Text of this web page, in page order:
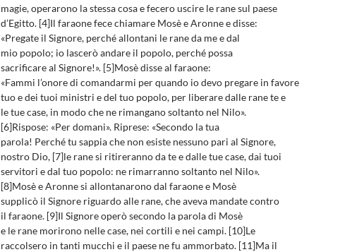
magie, operarono la stessa cosa e fecero uscire le rane sul paese
d’Egitto. [4]Il faraone fece chiamare Mosè e Aronne e disse:
«Pregate il Signore, perché allontani le rane da me e dal
mio popolo; io lascerò andare il popolo, perché possa
sacrificare al Signore!». [5]Mosè disse al faraone:
«Fammi l’onore di comandarmi per quando io devo pregare in favore
tuo e dei tuoi ministri e del tuo popolo, per liberare dalle rane te e
le tue case, in modo che ne rimangano soltanto nel Nilo».
[6]Rispose: «Per domani». Riprese: «Secondo la tua
parola! Perché tu sappia che non esiste nessuno pari al Signore,
nostro Dio, [7]le rane si ritireranno da te e dalle tue case, dai tuoi
servitori e dal tuo popolo: ne rimarranno soltanto nel Nilo».
[8]Mosè e Aronne si allontanarono dal faraone e Mosè
supplicò il Signore riguardo alle rane, che aveva mandate contro
il faraone. [9]Il Signore operò secondo la parola di Mosè
e le rane morirono nelle case, nei cortili e nei campi. [10]Le
raccolsero in tanti mucchi e il paese ne fu ammorbato. [11]Ma il